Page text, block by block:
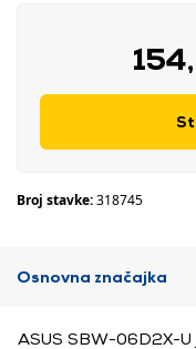
Broj stavke:318745
Osnovna značajka
ASUS SBW-06D2X-U